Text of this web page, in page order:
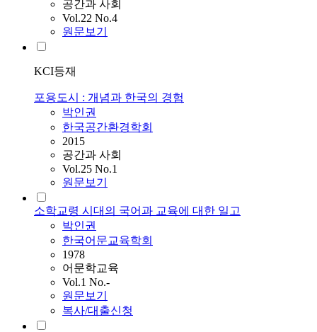
공간과 사회
Vol.22 No.4
원문보기
KCI등재
포용도시 : 개념과 한국의 경험
박인권
한국공간환경학회
2015
공간과 사회
Vol.25 No.1
원문보기
소학교령 시대의 국어과 교육에 대한 일고
박인권
한국어문교육학회
1978
어문학교육
Vol.1 No.-
원문보기
복사/대출신청